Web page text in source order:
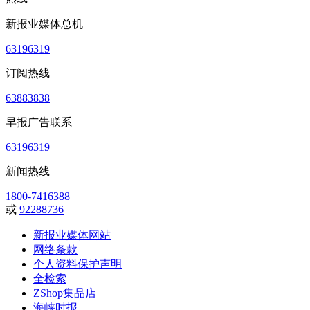
新报业媒体总机
63196319
订阅热线
63883838
早报广告联系
63196319
新闻热线
1800-7416388
或 92288736
新报业媒体网站
网络条款
个人资料保护声明
全检索
ZShop集品店
海峡时报